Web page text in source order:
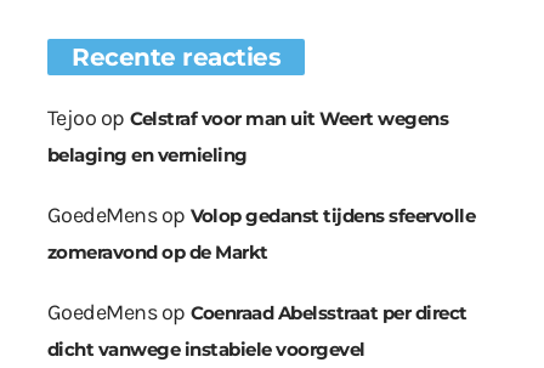
Recente reacties
Tejoo op Celstraf voor man uit Weert wegens
belaging en vernieling
GoedeMensop Volop gedanst tijdens sfeervolle
zomeravond op de Markt
GoedeMensop Coenraad Abelsstraat per direct
dicht vanwege instabiele voorgevel